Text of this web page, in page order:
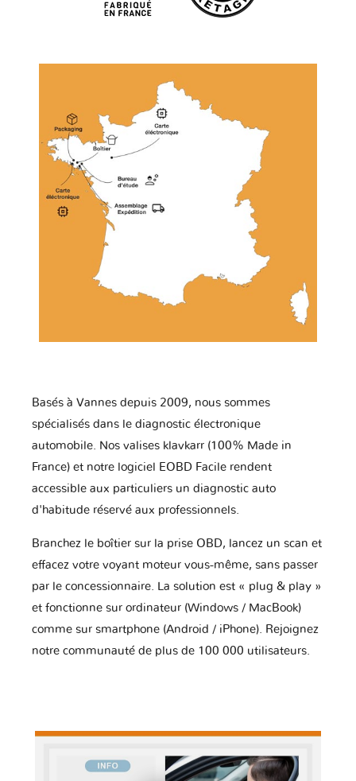
Basés à Vannes depuis 2009, nous sommes
spécialisés dans le diagnostic électronique
automobile. Nos valises klavkarr (100% Made in
France) et notre logiciel EOBD Facile rendent
accessible aux particuliers un diagnostic auto
d'habitude réservé aux professionnels.
Branchez le boîtier sur la prise OBD, lancez un scan et
effacez votre voyant moteur vous-même, sans passer
par le concessionnaire. La solution est « plug & play »
et fonctionne sur ordinateur (Windows / MacBook)
comme sur smartphone (Android / iPhone). Rejoignez
notre communauté de plus de 100 000 utilisateurs.